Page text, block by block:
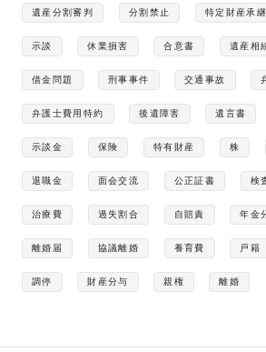
遺産分割審判 分割禁止 特定財産承
示談 休業損害 合意書 遺産相
借金問題 刑事事件 交通事故
弁護士費用特約 後遺障害 遺言書
示談金 保険 特有財産 株
退職金 面会交流 公正証書 検
治療費 過失割合 自賠責 年金
離婚届 協議離婚 養育費 戸籍
調停 財産分与 親権 離婚